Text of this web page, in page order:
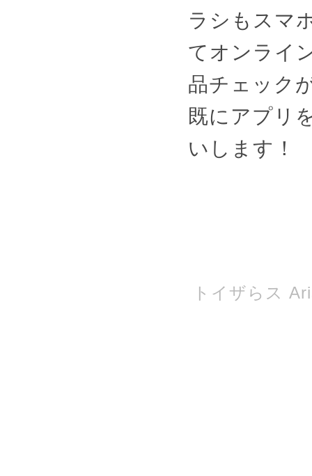
ラシもスマ
てオンライ
品チェック
既にアプリ
いします！
トイザらス